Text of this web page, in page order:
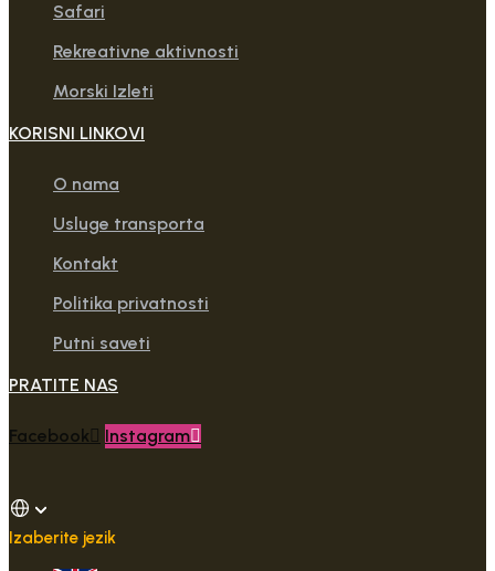
Safari
Rekreativne aktivnosti
Morski Izleti
KORISNI LINKOVI
O nama
Usluge transporta
Kontakt
Politika privatnosti
Putni saveti
PRATITE NAS
Facebook Instagram
Izaberite jezik